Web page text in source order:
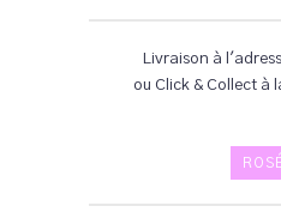
Livraison à
ou Click & Collect à